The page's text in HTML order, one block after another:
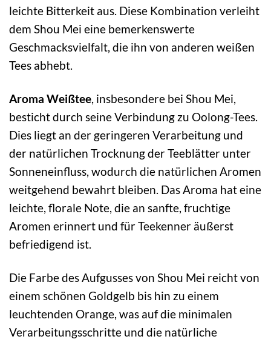
leichte Bitterkeit aus. Diese Kombination verleiht
dem Shou Mei eine bemerkenswerte
Geschmacksvielfalt, die ihn von anderen weißen
Tees abhebt.
Aroma Weißtee, insbesondere bei Shou Mei,
besticht durch seine Verbindung zu Oolong-Tees.
Dies liegt an der geringeren Verarbeitung und
der natürlichen Trocknung der Teeblätter unter
Sonneneinfluss, wodurch die natürlichen Aromen
weitgehend bewahrt bleiben. Das Aroma hat eine
leichte, florale Note, die an sanfte, fruchtige
Aromen erinnert und für Teekenner äußerst
befriedigend ist.
Die Farbe des Aufgusses von Shou Mei reicht von
einem schönen Goldgelb bis hin zu einem
leuchtenden Orange, was auf die minimalen
Verarbeitungsschritte und die natürliche